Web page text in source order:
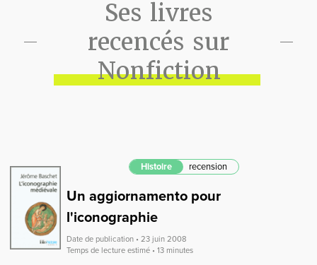
Ses livres
recencés sur
Nonfiction
Histoire recension
Un aggiornamento pour
l'iconographie
Date de publication • 23 juin 2008
Temps de lecture estimé • 13 minutes